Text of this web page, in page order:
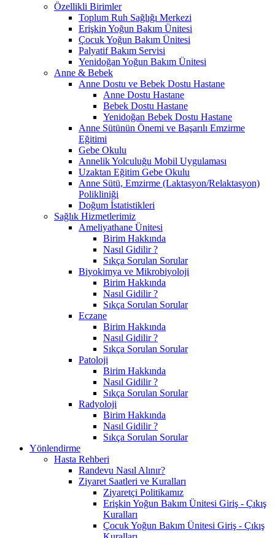
Özellikli Birimler
Toplum Ruh Sağlığı Merkezi
Erişkin Yoğun Bakım Ünitesi
Çocuk Yoğun Bakım Ünitesi
Palyatif Bakım Servisi
Yenidoğan Yoğun Bakım Ünitesi
Anne & Bebek
Anne Dostu ve Bebek Dostu Hastane
Anne Dostu Hastane
Bebek Dostu Hastane
Yenidoğan Bebek Dostu Hastane
Anne Sütünün Önemi ve Başarılı Emzirme
Eğitimi
Gebe Okulu
Annelik Yolculuğu Mobil Uygulaması
Uzaktan Eğitim Gebe Okulu
Anne Sütü, Emzirme (Laktasyon/Relaktasyon)
Polikliniği
Doğum İstatistikleri
Sağlık Hizmetlerimiz
Ameliyathane Ünitesi
Birim Hakkında
Nasıl Gidilir ?
Sıkça Sorulan Sorular
Biyokimya ve Mikrobiyoloji
Birim Hakkında
Nasıl Gidilir ?
Sıkça Sorulan Sorular
Eczane
Birim Hakkında
Nasıl Gidilir ?
Sıkça Sorulan Sorular
Patoloji
Birim Hakkında
Nasıl Gidilir ?
Sıkça Sorulan Sorular
Radyoloji
Birim Hakkında
Nasıl Gidilir ?
Sıkça Sorulan Sorular
Yönlendirme
Hasta Rehberi
Randevu Nasıl Alınır?
Ziyaret Saatleri ve Kuralları
Ziyaretçi Politikamız
Erişkin Yoğun Bakım Ünitesi Giriş - Çıkış
Kuralları
Çocuk Yoğun Bakım Ünitesi Giriş - Çıkış